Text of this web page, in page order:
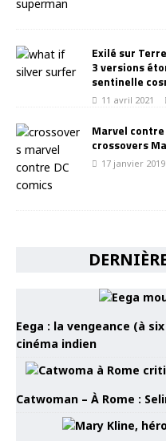
Exilé sur
3 versions
sentinelle
11 avril 2021
Marvel contre
crossovers
17 janvier 2019
Eega : la vengeance (à
cinéma indien
Catwoman – À Rome :